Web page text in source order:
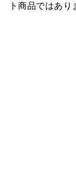
ト商品ではあり